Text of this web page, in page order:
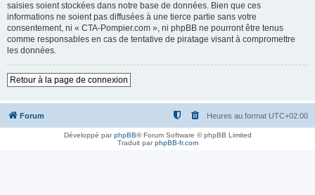
saisies soient stockées dans notre base de données. Bien que ces
informations ne soient pas diffusées à une tierce partie sans votre
consentement, ni « CTA-Pompier.com », ni phpBB ne pourront être tenus
comme responsables en cas de tentative de piratage visant à compromettre
les données.
Retour à la page de connexion
Forum Heures au format UTC+02:00
Développé parphpBB® Forum Software © phpBB Limited
Traduit parphpBB-fr.com